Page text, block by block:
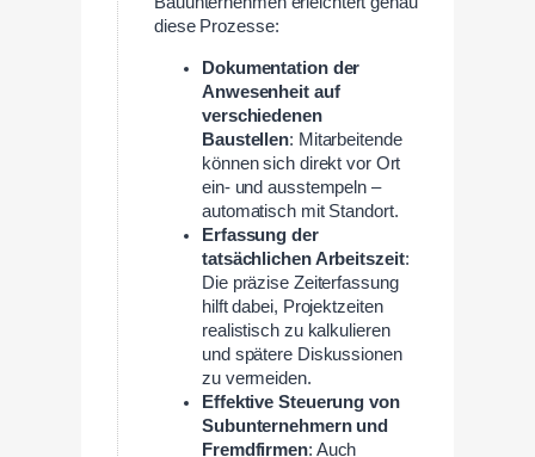
diese Prozesse:
Dokumentation der
Anwesenheit auf
verschiedenen
Baustellen: Mitarbeitende
können sich direkt vor Ort
ein- und ausstempeln –
automatisch mit Standort.
Erfassung der
tatsächlichen Arbeitszeit:
Die präzise Zeiterfassung
hilft dabei, Projektzeiten
realistisch zu kalkulieren
und spätere Diskussionen
zu vermeiden.
Effektive Steuerung von
Subunternehmern und
Fremdfirmen: Auch